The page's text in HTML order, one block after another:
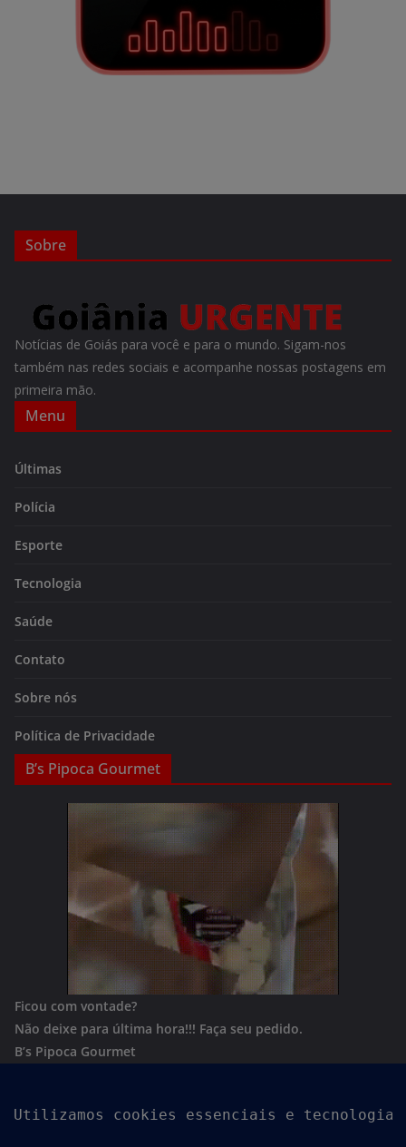
Sobre
Notícias de Goiás para você e para o mundo. Sigam-nos
também nas redes sociais e acompanhe nossas postagens em
primeira mão.
Menu
Últimas
Polícia
Esporte
Tecnologia
Saúde
Contato
Sobre nós
Política de Privacidade
B’s Pipoca Gourmet
Ficou com vontade?
Não deixe para última hora!!! Faça seu pedido.
B’s Pipoca Gourmet